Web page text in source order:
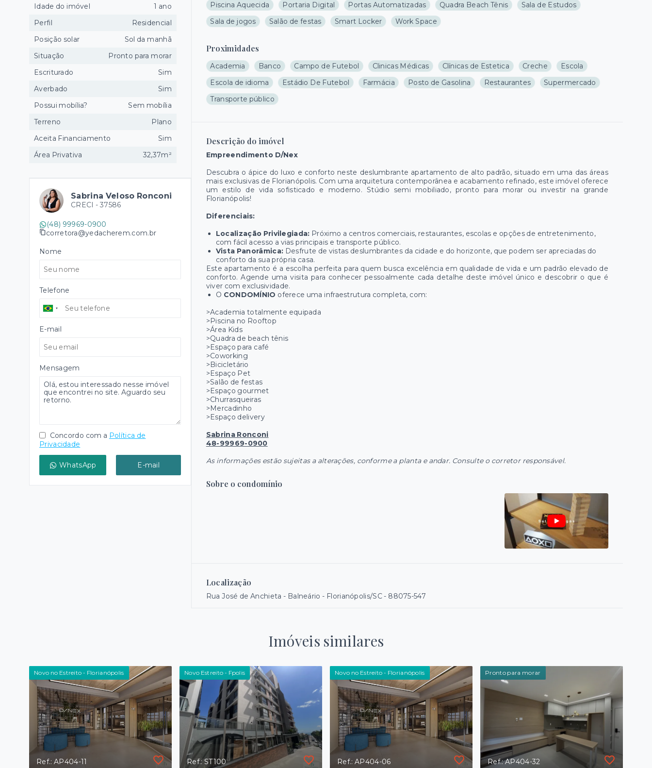
Piscina Aquecida
Portaria Digital Portas Automatizadas Quadra Beach Tênis
Sala de Estudos
Sala de jogos
Salão de festas Smart Locker Work Space
Proximidades
Academia Banco Campo de Futebol Clinicas Médicas Clínicas de Estetica Creche
Escola
Escola de idioma
Estádio De Futebol Farmácia Posto de Gasolina Restaurantes
Supermercado
Transporte público
Descrição do imóvel
Empreendimento D/Nex
Descubra o ápice do luxo e conforto neste deslumbrante apartamento de alto padrão, situado em uma das áreas
mais exclusivas de Florianópolis. Com uma arquitetura contemporânea e acabamento refinado, este imóvel oferece
um estilo de vida sofisticado e moderno. Stúdio semi mobiliado, pronto para morar ou investir na grande
Florianópolis!
Diferenciais:
Localização Privilegiada: Próximo a centros comerciais, restaurantes, escolas e opções de entretenimento,
com fácil acesso a vias principais e transporte público.
Vista Panorâmica: Desfrute de vistas deslumbrantes da cidade e do horizonte, que podem ser apreciadas do
conforto da sua própria casa.
Este apartamento é a escolha perfeita para quem busca excelência em qualidade de vida e um padrão elevado de
conforto. Agende uma visita para conhecer pessoalmente cada detalhe deste imóvel único e descobrir o que é
viver com exclusividade.
O CONDOMÍNIO oferece uma infraestrutura completa, com:
>Academia totalmente equipada
>Piscina no Rooftop
>Área Kids
>Quadra de beach tênis
>Espaço para café
>Coworking
>Bicicletário
>Espaço Pet
>Salão de festas
>Espaço gourmet
>Churrasqueiras
>Mercadinho
>Espaço delivery
Sabrina Ronconi
48-99969-0900
As informações estão sujeitas a alterações, conforme a planta e andar. Consulte o corretor responsável.
Sobre o condomínio
Localização
Rua José de Anchieta - Balneário - Florianópolis/SC- 88075-547
Idade do imóvel
1 ano
Perfil
Residencial
Posição solar
Sol da manhã
Situação
Pronto para morar
Escriturado
Sim
Averbado
Sim
Possui mobília?
Sem mobília
Terreno
Plano
Aceita Financiamento
Sim
Área Privativa
32,37m²
Sabrina Veloso Ronconi
CRECI - 37586
(48) 99969-0900
corretora@yedacherem.com.br
Nome
Telefone
E-mail
Mensagem
Concordo com a Política de
Privacidade
WhatsApp E-mail
Imóveis similares
Novo no Estreito - Florianópolis
Ref.: AP404-11
Novo Estreito - Fpolis
Ref.: ST100
Novo no Estreito - Florianópolis
Ref.: AP404-06
Pronto para morar
Ref.: AP404-32